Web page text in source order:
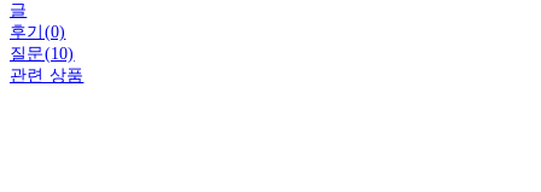
글
후기(0)
질문(10)
관련 상품